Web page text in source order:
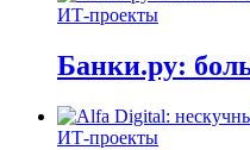
ИТ-проекты
Банки.ру:
ИТ-проекты